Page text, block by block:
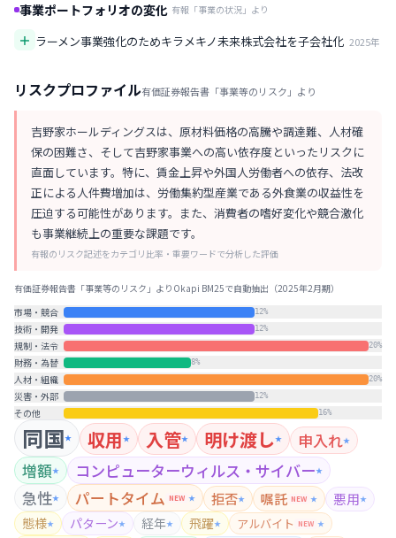
事業ポートフォリオの変化 有報「事業の状況」より
＋ ラーメン事業強化のためキラメキノ未来株式会社を子会社化 2025年
リスクプロファイル有価証券報告書「事業等のリスク」より
吉野家ホールディングスは、原材料価格の高騰や調達難、人材確
保の困難さ、そして吉野家事業への高い依存度といったリスクに
直面しています。特に、賃金上昇や外国人労働者への依存、法改
正による人件費増加は、労働集約型産業である外食業の収益性を
圧迫する可能性があります。また、消費者の嗜好変化や競合激化
も事業継続上の重要な課題です。
有報のリスク記述をカテゴリ比率・重要ワードで分析した評価
有価証券報告書「事業等のリスク」よりOkapi BM25で自動抽出（2025年2月期）
市場・競合
12%
技術・開発 12%
規制・法令 20%
財務・為替 8%
人材・組織 20%
災害・外部 12%
その他 16%
同国★ 収用★ 入管★ 明け渡し★ 申入れ★
増額★ コンピューターウィルス・サイバー★
急性★ パートタイム NEW ★ 拒否★ 嘱託 NEW ★ 悪用★
態様★ パターン★ 経年★ 飛躍★ アルバイト NEW ★